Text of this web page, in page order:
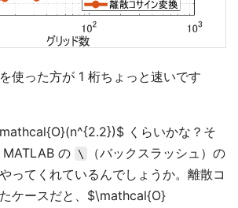
使った方が 1 桁ちょっと速いです
くらいかな？そ
の
\
（バックスラッシュ）の
ってくれているんでしょうか。離散コ
ケースだと、$\mathcal{O}